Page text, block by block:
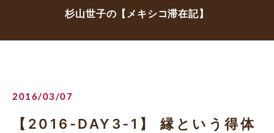
杉山世子の【メキシコ滞在記】
2016/03/07
【2016-DAY3-1】 縁という得体